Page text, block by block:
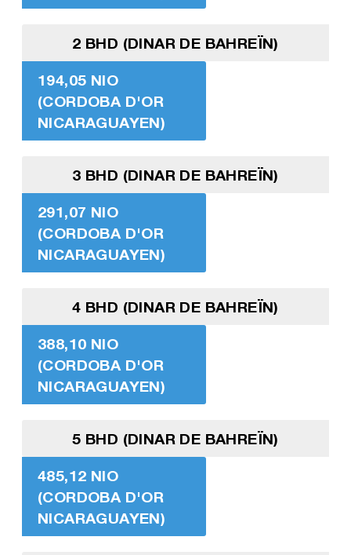
2 BHD (DINAR DE BAHREÏN)
194,05 NIO
(CORDOBA D'OR
NICARAGUAYEN)
3 BHD (DINAR DE BAHREÏN)
291,07 NIO
(CORDOBA D'OR
NICARAGUAYEN)
4 BHD (DINAR DE BAHREÏN)
388,10 NIO
(CORDOBA D'OR
NICARAGUAYEN)
5 BHD (DINAR DE BAHREÏN)
485,12 NIO
(CORDOBA D'OR
NICARAGUAYEN)